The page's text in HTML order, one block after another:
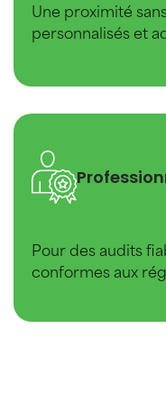
Une proximité
personnalisés et
Pour des audits
conformes aux